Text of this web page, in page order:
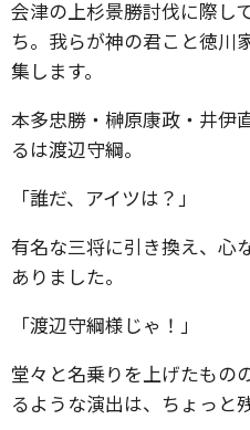
会津の上杉景勝討伐に際し
ち。我らが神の君こと徳川
集します。
本多忠勝・榊原康政・井
るは渡辺守綱。
「誰だ、アイツは？」
有名な三将に引き換え、心
ありました。
「渡辺守綱様じゃ！」
堂々と名乗りを上げたもの
るような演出は、ちょっと